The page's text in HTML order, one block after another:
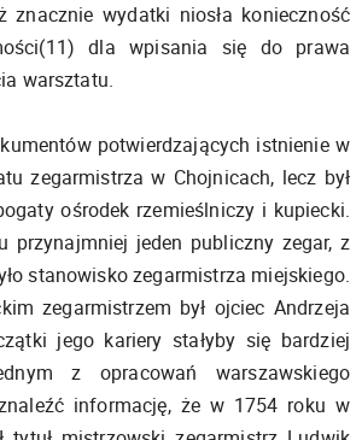
znacznie wydatki niosła konieczność
dla wpisania się do prawa
warsztatu.
potwierdzających istnienie w
zegarmistrza w Chojnicach, lecz był
ośrodek rzemieślniczy i kupiecki.
przynajmniej jeden publiczny zegar, z
stanowisko zegarmistrza miejskiego.
zegarmistrzem był ojciec Andrzeja
jego kariery stałyby się bardziej
z opracowań warszawskiego
informację, że w 1754 roku w